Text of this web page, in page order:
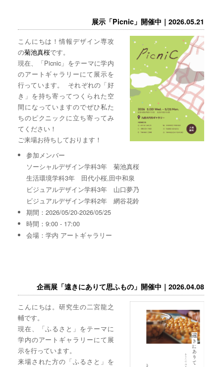
展示「Picnic」開催中｜2026.05.21
こんにちは！情報デザイン専攻
の菊池真桜です。
現在、「Picnic」をテーマに学内
のアートギャラリーにて展示を
行っています。 それぞれの「好
き」を持ち寄ってつくられた空
間になっていますのでぜひ私た
ちのピクニックに立ち寄ってみ
てください！
ご来場お待ちしております！
参加メンバー
ソーシャルデザイン学科3年 菊池真桜
生活環境学科3年 田代小桜,田中和泉
ビジュアルデザイン学科3年 山口夢乃
ビジュアルデザイン学科2年 網谷花鈴
期間：2026/05/20-2026/05/25
時間：9:00 - 17:00
会場：学内 アートギャラリー
企画展「遠きにありて思ふもの」開催中｜2026.04.08
こんにちは。研究生の二宮龍之
輔です。
現在、「ふるさと」をテーマに
学内のアートギャラリーにて展
示を行っています。
来場された方の「ふるさと」を